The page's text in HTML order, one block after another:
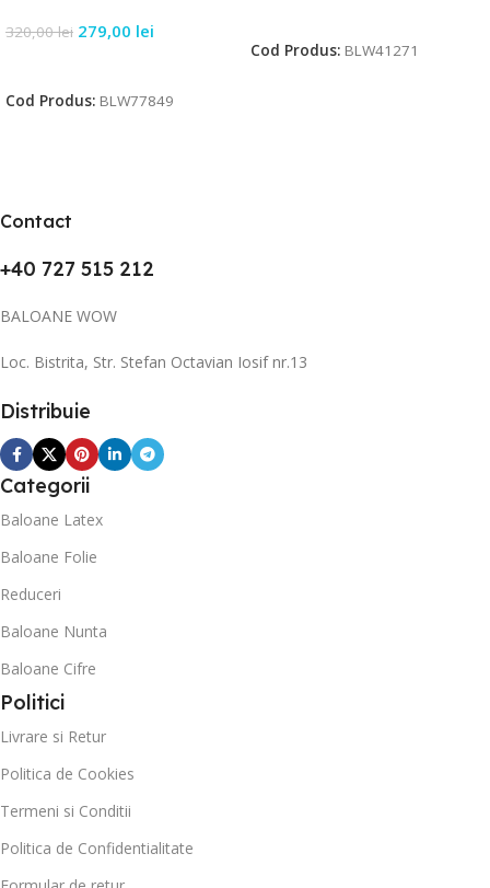
320,00lei 279,00 lei
Cod Produs: BLW77849
Cod Produs: BLW41271
Contact
+40 727 515 212
BALOANE WOW
Loc. Bistrita, Str. Stefan Octavian Iosif nr.13
Distribuie
Categorii
Baloane Latex
Baloane Folie
Reduceri
Baloane Nunta
Baloane Cifre
Politici
Livrare si Retur
Politica de Cookies
Termeni si Conditii
Politica de Confidentialitate